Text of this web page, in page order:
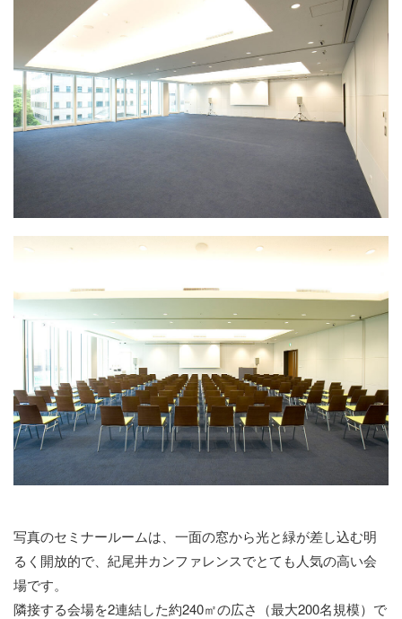
写真のセミナールームは、一面の窓から光と緑が差し込む明
るく開放的で、紀尾井カンファレンスでとても人気の高い会
場です。
隣接する会場を2連結した約240㎡の広さ（最大200名規模）で